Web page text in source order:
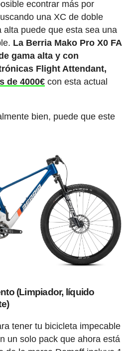
econtrar más por
una XC de doble
alta puede que esta sea una
La Berria Mako Pro X0 FA
gama alta y con
Flight Attendant,
de 4000€ con esta actual
bien, puede que este
(Limpiador, líquido
tener tu bicicleta impecable
un solo pack que ahora está